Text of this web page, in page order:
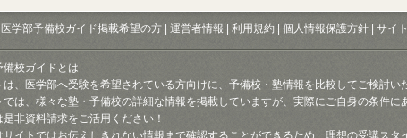
医学部予備校ガイド掲載希望の方 運営者情報 利用規約 個人情報保護方針 サイ
備校ガイドとは
は、医学部へ受験を希望されている方向けに、予備校・塾情報を比較してご検討い
では、様々な塾・予備校の詳細な情報を掲載していますが、実際にご自身の条件
非資料請求をご活用ください！
サイトではお伝えしきれない情報まで確認することができるため、理想の受講ス